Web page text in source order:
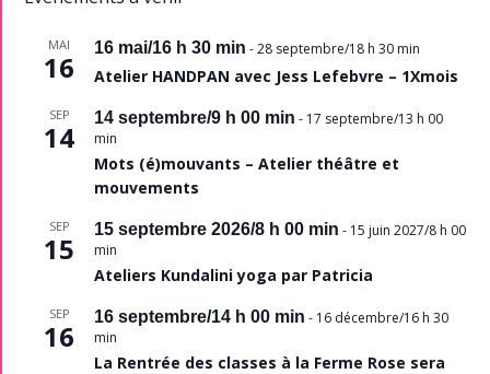
MAI
16
16 mai/16 h 30 min -28 septembre/18 h 30 min
Atelier HANDPAN avec Jess Lefebvre – 1Xmois
SEP
14
14 septembre/9 h 00 min - 17 septembre/13 h 00
min
Mots (é)mouvants – Atelier théâtre et
mouvements
SEP
15
15 septembre 2026/8 h 00 min - 15 juin 2027/8 h 00
min
Ateliers Kundalini yoga par Patricia
SEP
16
16 septembre/14 h 00 min - 16 décembre/16 h 30
min
La Rentrée des classes à la Ferme Rose sera